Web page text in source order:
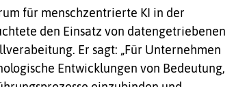
für menschzentrierte KI in der
den Einsatz von datengetriebenen
Er sagt: „Für Unternehmen
Entwicklungen von Bedeutung,